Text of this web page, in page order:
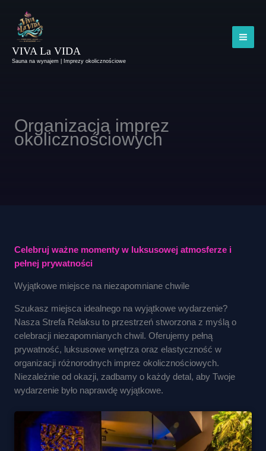
treści
VIVA La VIDA
Sauna na wynajem | Imprezy okolicznościowe
Organizacja imprez
okolicznościowych
Celebruj ważne momenty w luksusowej atmosferze i
pełnej prywatności
Wyjątkowe miejsce na niezapomniane chwile
Szukasz miejsca idealnego na wyjątkowe wydarzenie?
Nasza Strefa Relaksu to przestrzeń stworzona z myślą o
celebracji niezapomnianych chwil. Oferujemy pełną
prywatność, luksusowe wnętrza oraz elastyczność w
organizacji różnorodnych imprez okolicznościowych.
Niezależnie od okazji, zadbamy o każdy detal, aby Twoje
wydarzenie było naprawdę wyjątkowe.